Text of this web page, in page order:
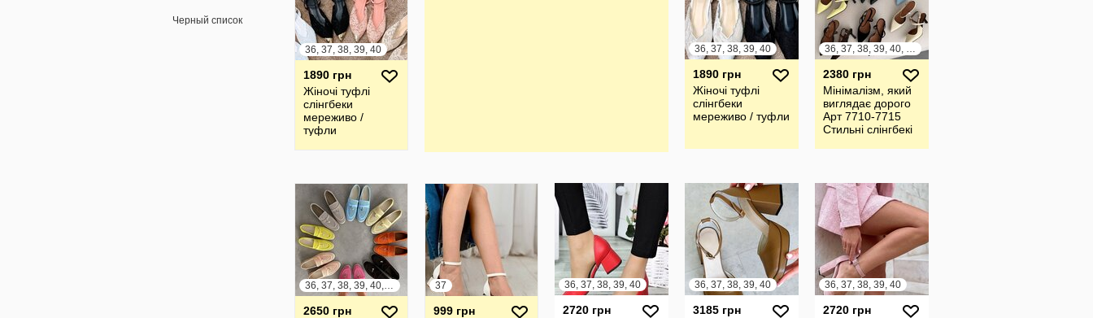
Черный список
36, 37, 38, 39, 40
1890 грн
Жіночі туфлі
слінгбеки
мереживо /
туфли
36, 37, 38, 39, 40
1890 грн
Жіночі туфлі
слінгбеки
мереживо / туфли
36, 37, 38, 39, 40, 41
2380 грн
Мінімалізм, який
виглядає дорого
Арт 7710-7715
Стильні слінгбекі
36, 37, 38, 39, 40, 41
2650 грн
37
999 грн
36, 37, 38, 39, 40
2720 грн
36, 37, 38, 39, 40
3185 грн
36, 37, 38, 39, 40
2720 грн